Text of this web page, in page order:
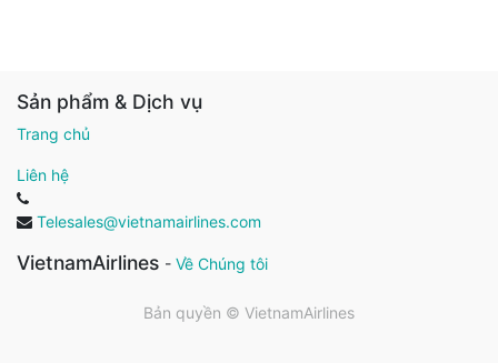
Sản phẩm & Dịch vụ
Trang chủ
Liên hệ
Telesales@vietnamairlines.com
VietnamAirlines - Về Chúng tôi
Bản quyền © VietnamAirlines